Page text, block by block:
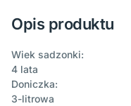
Opis produktu
Wiek sadzonki:
4 lata
Doniczka:
3-litrowa